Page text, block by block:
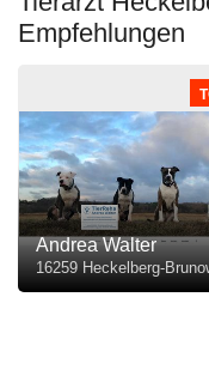
Empfehlungen
Andrea Walter
16259 Heckelberg-